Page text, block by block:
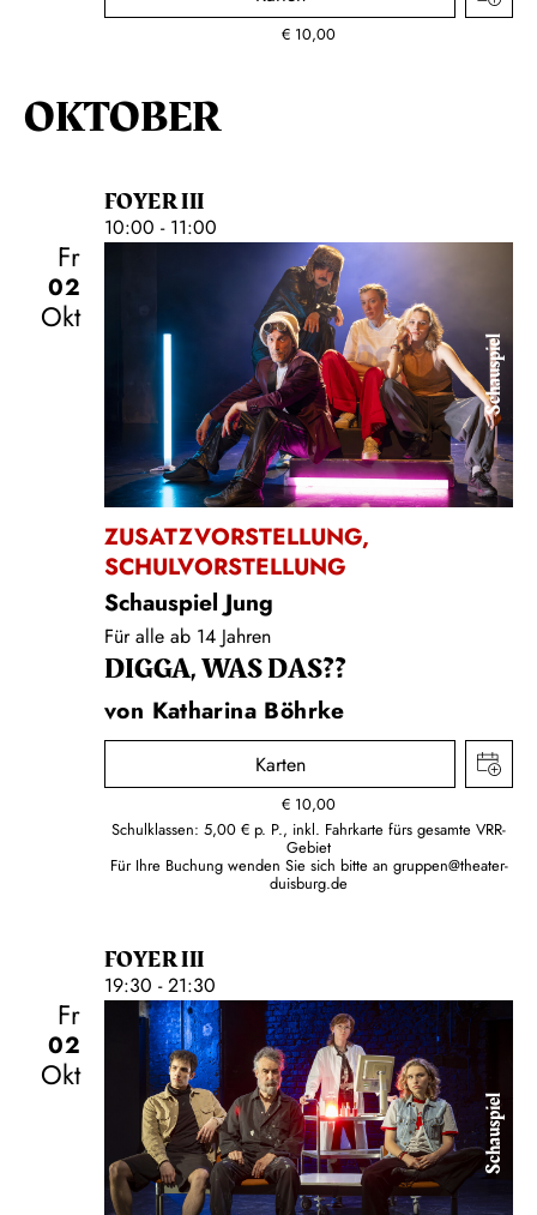
€ 10,00
OKTOBER
FOYER III
10:00 - 11:00
Fr
02
Okt
Schauspiel
ZUSATZVORSTELLUNG,
SCHULVORSTELLUNG
Schauspiel Jung
Für alle ab 14 Jahren
DIGGA, WAS DAS??
von Katharina Böhrke
Karten
€ 10,00
Schulklassen: 5,00 € p. P., inkl. Fahrkarte fürs gesamte VRR-
Gebiet
Für Ihre Buchung wenden Sie sich bitte an gruppen@theater-
duisburg.de
FOYER III
19:30 - 21:30
Fr
02
Okt
Schauspiel